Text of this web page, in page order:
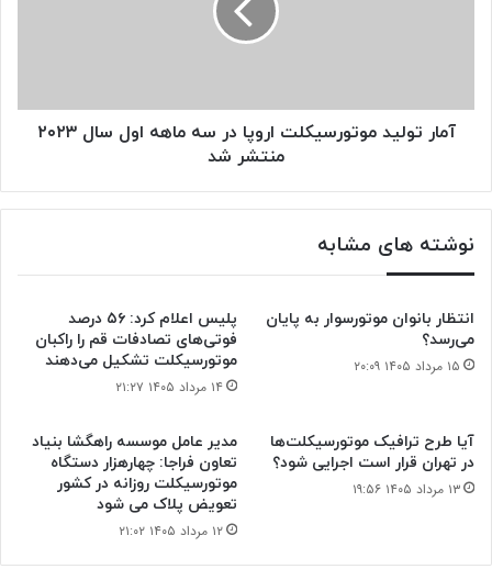
سال
۲۰۲۳
آمار تولید موتورسیکلت اروپا در سه ماهه اول سال ۲۰۲۳
منتشر شد
نوشته های مشابه
انتظار بانوان موتورسوار به پایان
می‌رسد؟
۱۵ مرداد ۱۴۰۵ ۲۰:۰۹
پلیس اعلام کرد: ۵۶ درصد
فوتی‌های تصادفات قم را راکبان
موتورسیکلت تشکیل می‌دهند
۱۴ مرداد ۱۴۰۵ ۲۱:۲۷
آیا طرح ترافیک موتورسیکلت‌ها
در تهران قرار است اجرایی شود؟
۱۳ مرداد ۱۴۰۵ ۱۹:۵۶
مدیر عامل موسسه راهگشا بنیاد
تعاون فراجا: چهارهزار دستگاه
موتورسیکلت روزانه در کشور
تعویض پلاک می شود
۱۲ مرداد ۱۴۰۵ ۲۱:۰۲